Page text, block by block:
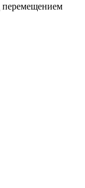
перемещением